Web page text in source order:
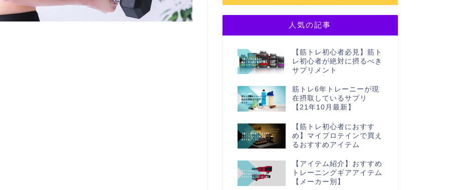
人気の記事
【筋トレ初心者必見】筋ト
レ初心者が絶対に摂るべき
サプリメント
筋トレ6年トレーニーが現
在摂取しているサプリ
【21年10月最新】
【筋トレ初心者におすす
め】マイプロテインで買え
るおすすめアイテム
【アイテム紹介】おすすめ
トレーニングギアアイテム
【メーカー別】